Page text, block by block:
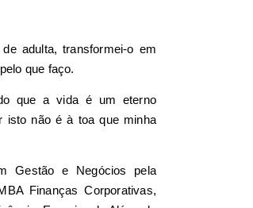
adulta, transformei-o em
que faço.
que a vida é um eterno
isto não é à toa que minha
Gestão e Negócios pela
Finanças Corporativas,